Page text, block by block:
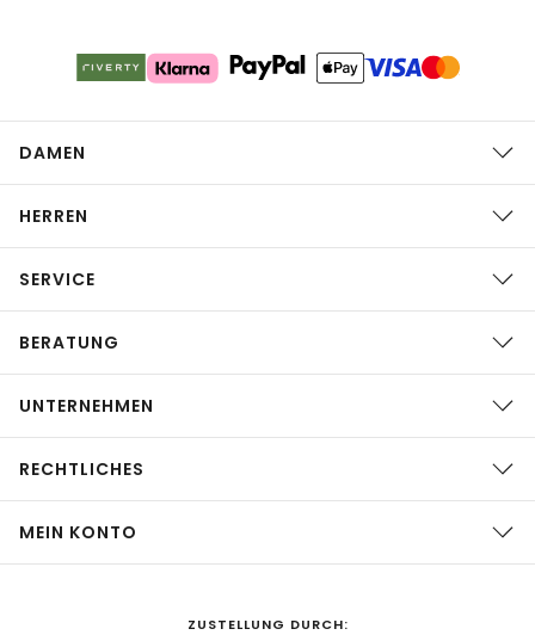
DAMEN
HERREN
SERVICE
BERATUNG
UNTERNEHMEN
RECHTLICHES
MEIN KONTO
ZUSTELLUNG DURCH: